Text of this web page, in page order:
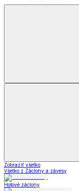
Zobraziť všetko
Všetko z Záclony a závesy
Hotové záclony